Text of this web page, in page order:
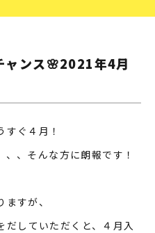
ャンス🌸2021年4月
すぐ４月！
、そんな方に朗報です！
すが、
だしていただくと、４月入